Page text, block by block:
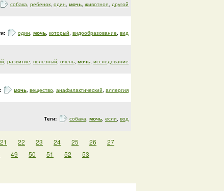
собака, ребенок, один, мочь, животное, другой
один, мочь, который, видообразование, вид
, развитие, полезный, очень, мочь, исследование
мочь, вещество, анафилактический, аллергия
Теги: собака, мочь, если, вод
21 22 23 24 25 26
27
49 50 51 52 53